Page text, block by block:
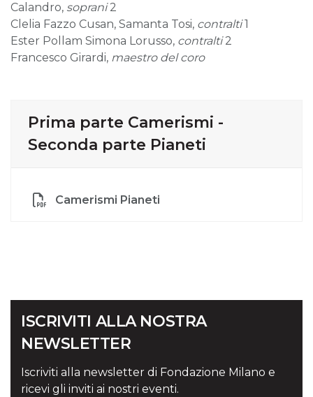
Calandro, soprani2
Clelia Fazzo Cusan, Samanta Tosi, contralti1
Ester Pollam Simona Lorusso, contralti2
Francesco Girardi, maestro del coro
Prima parte Camerismi -
Seconda parte Pianeti
Camerismi Pianeti
ISCRIVITI ALLA NOSTRA
NEWSLETTER
Iscriviti alla newsletter di Fondazione Milano e
ricevi gli inviti ai nostri eventi.